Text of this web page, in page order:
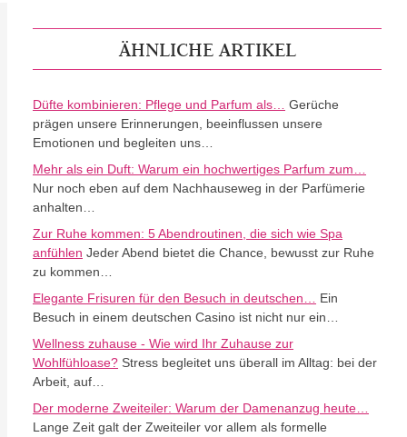
ÄHNLICHE ARTIKEL
Düfte kombinieren: Pflege und Parfum als…
Gerüche
prägen unsere Erinnerungen, beeinflussen unsere
Emotionen und begleiten uns…
Mehr als ein Duft: Warum ein hochwertiges Parfum zum…
Nur noch eben auf dem Nachhauseweg in der Parfümerie
anhalten…
Zur Ruhe kommen: 5 Abendroutinen, die sich wie Spa
anfühlen Jeder Abend bietet die Chance, bewusst zur Ruhe
zu kommen…
Elegante Frisuren für den Besuch in deutschen…
Ein
Besuch in einem deutschen Casino ist nicht nur ein…
Wellness zuhause - Wie wird Ihr Zuhause zur
Wohlfühloase? Stress begleitet uns überall im Alltag: bei der
Arbeit, auf…
Der moderne Zweiteiler: Warum der Damenanzug heute…
Lange Zeit galt der Zweiteiler vor allem als formelle